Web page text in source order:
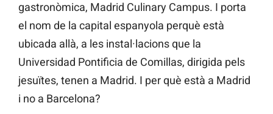
gastronòmica, Madrid Culinary Campus. I porta
el nom de la capital espanyola perquè està
ubicada allà, a les instal·lacions que la
Universidad Pontificia de Comillas, dirigida pels
jesuïtes, tenen a Madrid. I per què està a Madrid
i no a Barcelona?